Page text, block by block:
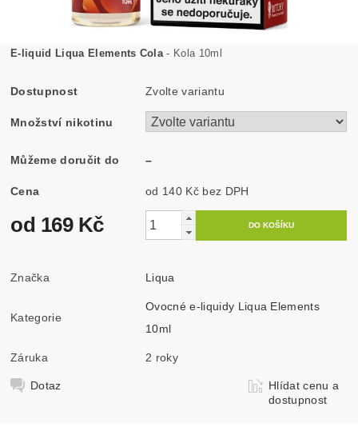
E-liquid Liqua Elements Cola - Kola 10ml
Dostupnost Zvolte variantu
Množství nikotinu
Můžeme doručit do –
Cena od 140 Kč bez DPH
od 169 Kč
Značka Liqua
Kategorie
Ovocné e-liquidy Liqua Elements
10ml
Záruka 2 roky
Dotaz
Hlídat cenu a
dostupnost